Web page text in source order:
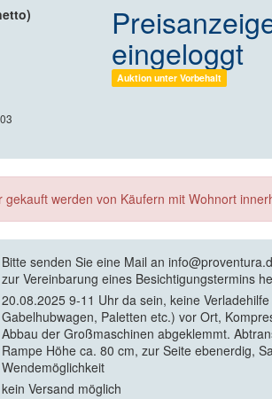
eingeloggt
Auktion unter Vorbehalt
gekauft werden von Käufern mit Wohnort
Bitte senden Sie eine Mail an
zur Vereinbarung eines Besichtigungstermins
20.08.2025 9-11 Uhr da sein, keine
Gabelhubwagen, Paletten etc.) vor Ort,
Abbau der Großmaschinen abgeklemmt.
Rampe Höhe ca. 80 cm, zur Seite ebenerdig,
Wendemöglichkeit
kein Versand möglich